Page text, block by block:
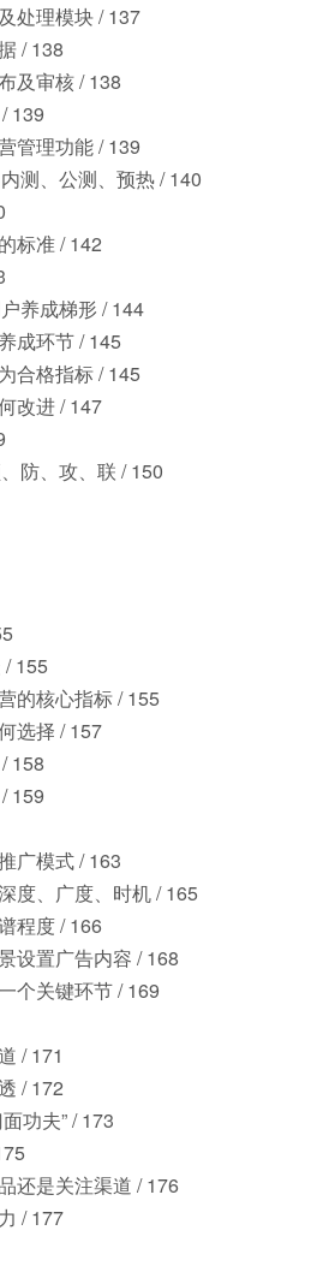
处理模块 / 137
/ 138
及审核 / 138
139
管理功能 / 139
测、公测、预热 / 140
标准 / 142
养成梯形 / 144
成环节 / 145
合格指标 / 145
改进 / 147
防、攻、联 / 150
/ 155
的核心指标 / 155
选择 / 157
158
159
广模式 / 163
度、广度、时机 / 165
程度 / 166
设置广告内容 / 168
个关键环节 / 169
/ 171
/ 172
功夫” / 173
还是关注渠道 / 176
/ 177